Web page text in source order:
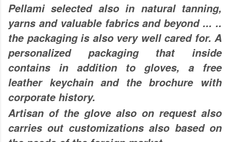
Pellami selected also in natural tanning,
yarns and valuable fabrics and beyond ... ..
the packaging is also very well cared for. A
personalized packaging that inside
contains in addition to gloves, a free
leather keychain and the brochure with
corporate history.
Artisan of the glove also on request also
carries out customizations also based on